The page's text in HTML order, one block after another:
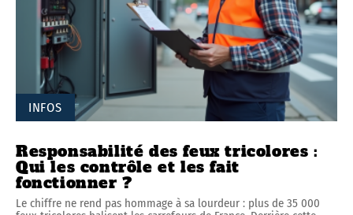
INFOS
Responsabilité des feux tricolores :
Qui les contrôle et les fait
fonctionner ?
Le chiffre ne rend pas hommage à sa lourdeur : plus de 35 000